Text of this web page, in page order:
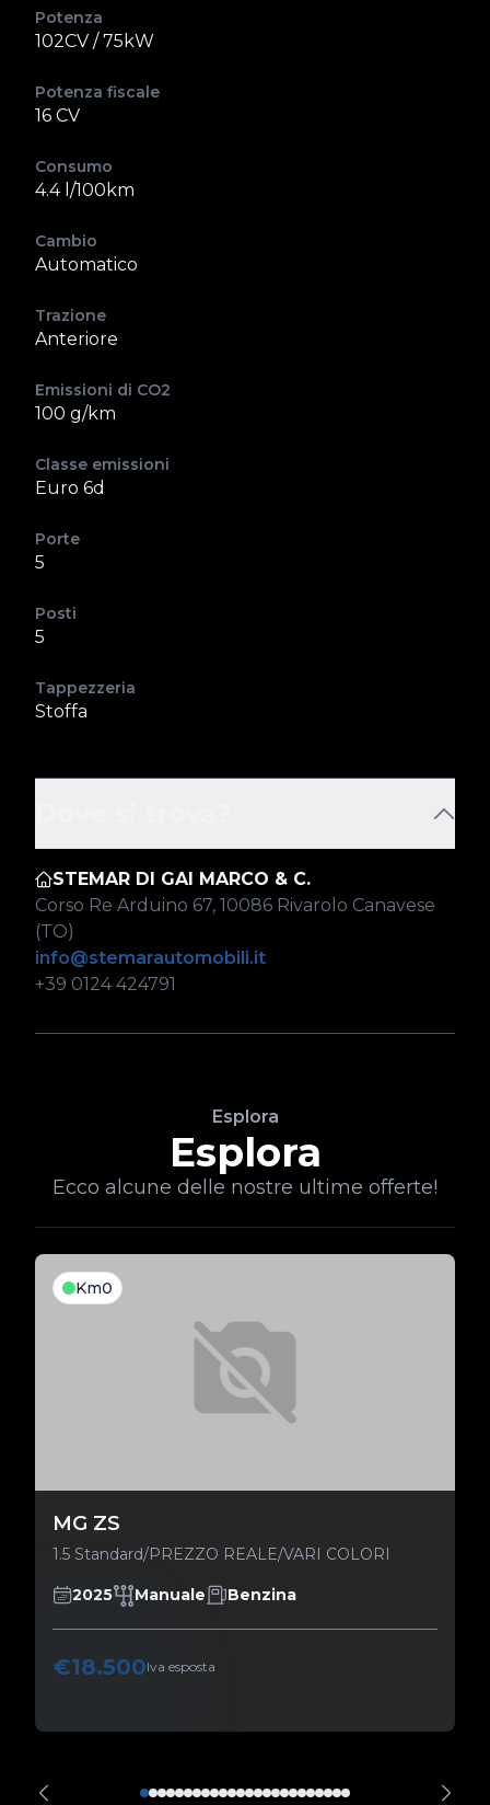
Potenza
102CV / 75kW
Potenza fiscale
16 CV
Consumo
4.4 l/100km
Cambio
Automatico
Trazione
Anteriore
Emissioni di CO2
100 g/km
Classe emissioni
Euro 6d
Porte
5
Posti
5
Tappezzeria
Stoffa
STEMAR DI GAI MARCO & C.
Corso Re Arduino 67, 10086 Rivarolo Canavese
(TO)
info@stemarautomobili.it
+39 0124 424791
Esplora
Esplora
Ecco alcune delle nostre ultime offerte!
Km0
MG ZS
1.5 Standard/PREZZO REALE/VARI COLORI
2025 Manuale Benzina
€18.500Iva esposta